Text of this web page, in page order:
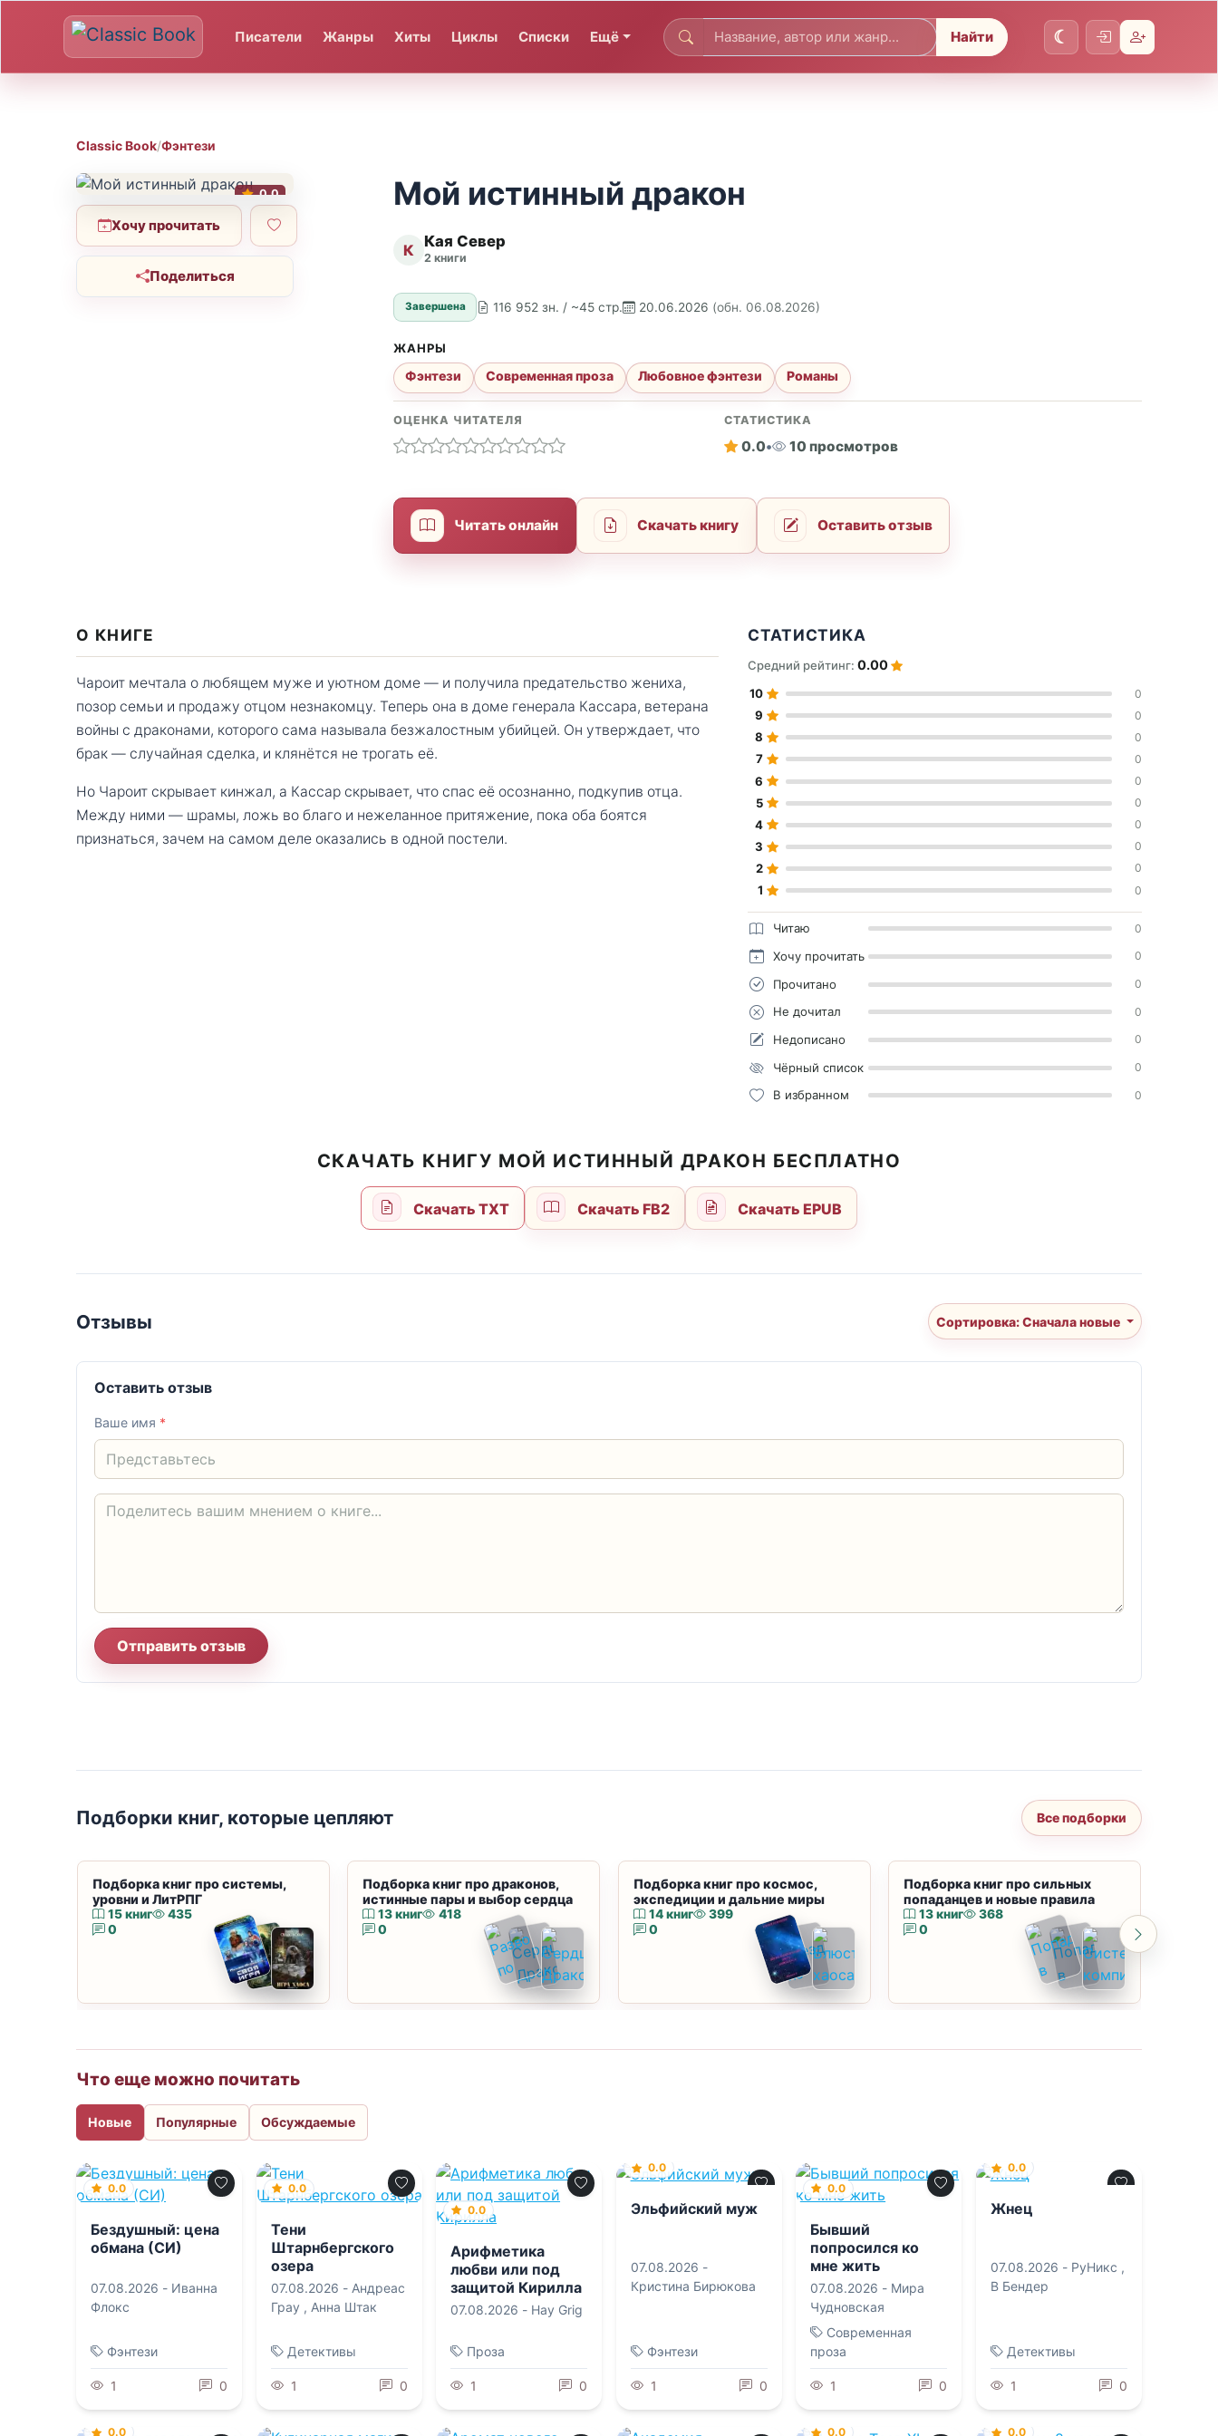
Писатели Жанры Хиты Циклы Списки Ещё Найти
Classic Book/Фэнтези
0.0
Хочу прочитать
Поделиться
Мой истинный дракон
К Кая Север
2 книги
Завершена 116 952 зн. / ~45 стр. 20.06.2026 (обн. 06.08.2026)
ЖАНРЫ
Фэнтези Современная проза Любовное фэнтези Романы
ОЦЕНКА ЧИТАТЕЛЯ СТАТИСТИКА
0.0• 10 просмотров
Читать онлайн Скачать книгу Оставить отзыв
О КНИГЕ
Чароит мечтала о любящем муже и уютном доме — и получила предательство жениха,
позор семьи и продажу отцом незнакомцу. Теперь она в доме генерала Кассара, ветерана
войны с драконами, которого сама называла безжалостным убийцей. Он утверждает, что
брак — случайная сделка, и клянётся не трогать её.
Но Чароит скрывает кинжал, а Кассар скрывает, что спас её осознанно, подкупив отца.
Между ними — шрамы, ложь во благо и нежеланное притяжение, пока оба боятся
признаться, зачем на самом деле оказались в одной постели.
СТАТИСТИКА
Средний рейтинг:0.00
10 0
9 0
8 0
7 0
6 0
5 0
4 0
3 0
2 0
1 0
Читаю 0
Хочу прочитать 0
Прочитано 0
Не дочитал 0
Недописано 0
Чёрный список 0
В избранном 0
СКАЧАТЬ КНИГУ МОЙ ИСТИННЫЙ ДРАКОН БЕСПЛАТНО
Скачать TXT Скачать FB2 Скачать EPUB
Отзывы Сортировка: Сначала новые
Оставить отзыв
Ваше имя *
Отправить отзыв
Подборки книг, которые цепляют Все подборки
Подборка книг про системы,
уровни и ЛитРПГ
15 книг
435
0
Подборка книг про драконов,
истинные пары и выбор сердца
13 книг
418
0
Подборка книг про космос,
экспедиции и дальние миры
14 книг
399
0
Подборка книг про сильных
попаданцев и новые правила
13 книг
368
0
Что еще можно почитать
Новые Популярные Обсуждаемые
0.0
Бездушный: цена
обмана (СИ)
07.08.2026 - Иванна
Флокс
Фэнтези
1 0
0.0
Тени
Штарнбергского
озера
07.08.2026 - Андреас
Грау , Анна Штак
Детективы
1 0
0.0
Арифметика
любви или под
защитой Кирилла
07.08.2026 - Hay Grig
Проза
1 0
0.0
Эльфийский муж
07.08.2026 -
Кристина Бирюкова
Фэнтези
1 0
0.0
Бывший
попросился ко
мне жить
07.08.2026 - Мира
Чудновская
Современная
проза
1 0
0.0
Жнец
07.08.2026 - РуНикс ,
В Бендер
Детективы
1 0
0.0 0.0 0.0